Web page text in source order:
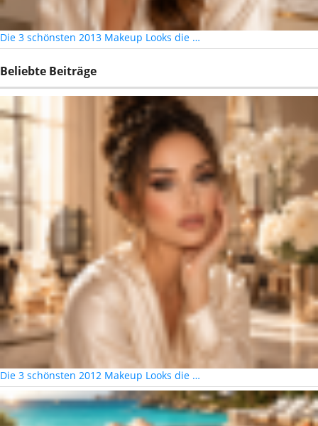
Die 3 schönsten 2013 Makeup Looks die …
Beliebte Beiträge
Die 3 schönsten 2012 Makeup Looks die …